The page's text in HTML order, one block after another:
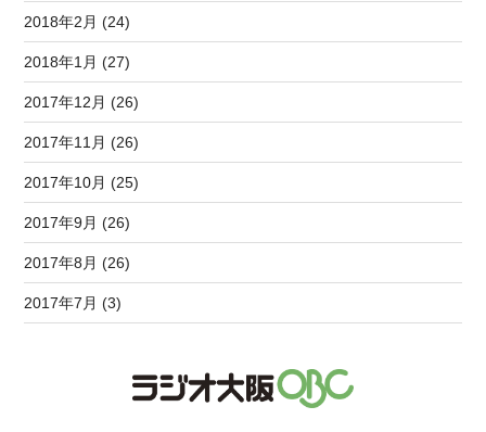
2018年2月 (24)
2018年1月 (27)
2017年12月 (26)
2017年11月 (26)
2017年10月 (25)
2017年9月 (26)
2017年8月 (26)
2017年7月 (3)